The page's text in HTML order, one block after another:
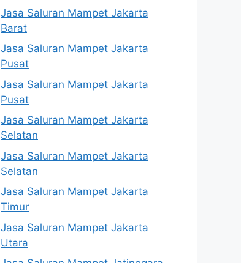
Jasa Saluran Mampet Jakarta
Barat
Jasa Saluran Mampet Jakarta
Pusat
Jasa Saluran Mampet Jakarta
Pusat
Jasa Saluran Mampet Jakarta
Selatan
Jasa Saluran Mampet Jakarta
Selatan
Jasa Saluran Mampet Jakarta
Timur
Jasa Saluran Mampet Jakarta
Utara